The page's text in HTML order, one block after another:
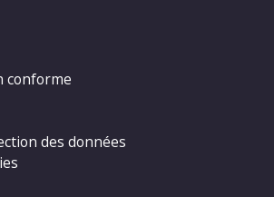
conforme
des données